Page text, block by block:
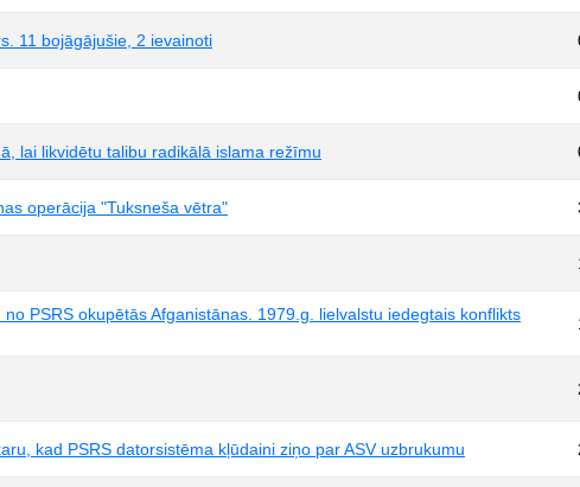
11 bojāgājušie, 2 ievainoti
lai likvidētu talibu radikālā islama režīmu
operācija "Tuksneša vētra"
PSRS okupētās Afganistānas. 1979.g. lielvalstu iedegtais konflikts
kad PSRS datorsistēma kļūdaini ziņo par ASV uzbrukumu